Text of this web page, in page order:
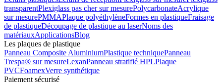
transparentPlexiglass pas cher sur mesurePolycarbonateAcrylique
sur mesurePMMAPlaque polyéthylèneFormes en plastiqueFraisage
de plastiqueDécoupage de plastique au laserNoms des
matériauxApplicationsBlog
Les plaques de plastique
Panneau Composite AluminiumPlastique techniquePanneau
Trespa® sur mesureLexanPanneau stratifié HPLPlaque
PVCFoamexVerre synthétique
Paiement sécurisé